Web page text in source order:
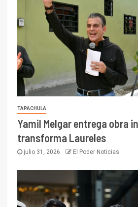
TAPACHULA
Yamil Melgar entrega obra
transforma Laureles
julio 31, 2026 El Poder Noticias